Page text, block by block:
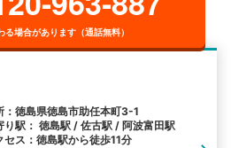
場合があります（通話無料）
：徳島県徳島市助任本町3-1
り駅： 徳島駅 / 佐古駅 / 阿波富田駅
セス：徳島駅から徒歩11分